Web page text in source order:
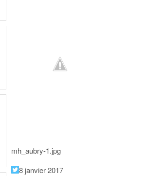
mh_aubry-1.jpg
8 janvier 2017